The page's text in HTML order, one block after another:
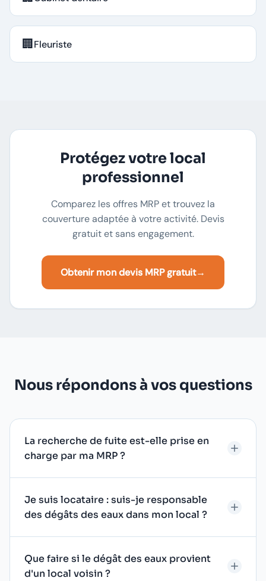
🏢Fleuriste
Protégez votre local
professionnel
Comparez les offres MRP et trouvez la
couverture adaptée à votre activité. Devis
gratuit et sans engagement.
Obtenir mon devis MRP gratuit→
Nous répondons à vos questions
La recherche de fuite est-elle prise en
charge par ma MRP ?
Je suis locataire : suis-je responsable
des dégâts des eaux dans mon local ?
Que faire si le dégât des eaux provient
d'un local voisin ?